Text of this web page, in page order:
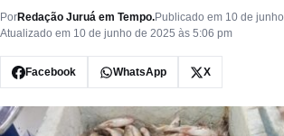
PorRedação Juruá em Tempo.Publicado em 10 de
Atualizado em 10 de junho de 2025 às 5:06 pm
Facebook WhatsApp X